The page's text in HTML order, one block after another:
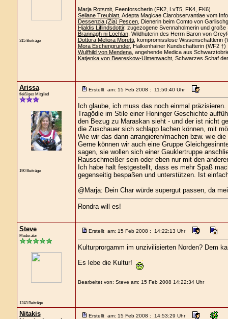
315 Beiträge
Marja Rotsmit, Feenforscherin (FK2, LvT5, FK4, FK6)
Seliane Treublatt, Adepta Magicae Clarobservantiae vom
Dessenzia (Zia) Pescen, Dienerin beim Comto von
Hjaldis Liflindsdottir, zugezogene Svennaholmerin und
Brannagh ni Lochlan, Wildhüterin des Herrn Baron von
Dottora Meliora Moretti, kompromisslose Wissenschaftlerin
Mora Eschengrunder, Halkenhainer Kundschafterin (WF2 †)
Wulfhild von Mendena, angehende Medica aus
Katjenka von Beereskow-Ulmenwacht, Schwarzes Schaf
Arissa
fleißiges Mitglied
190 Beiträge
Erstellt am: 15 Feb 2008 : 11:50:40 Uhr
Ich glaube, ich muss das noch einmal
Tragödie im Stile einer Honinger Geschichte
den Bezug zu Maraskan sieht - und der ist nicht
die Zuschauer sich schlapp lachen können, mit
Wie wir das dann arrangieren/machen bzw. wie
Gerne können wir auch eine Gruppe
sagen, sie wollen sich einer Gauklertruppe
Rausschmeißer sein oder eben nur mit den
Ich habe halt festgestellt, dass es mehr Spaß
gegenseitig bespaßen und unterstützen. Ist
@Marja: Dein Char würde supergut passen, da
Rondra will es!
Steve
Moderator
1243 Beiträge
Erstellt am: 15 Feb 2008 : 14:22:13 Uhr
Kulturprorgamm im unzivilisierten Norden? Dem
Es lebe die Kultur!
Bearbeitet von: Steve am: 15 Feb 2008 14:22:34 Uhr
Nitakis
Erstellt am: 15 Feb 2008 : 14:53:29 Uhr